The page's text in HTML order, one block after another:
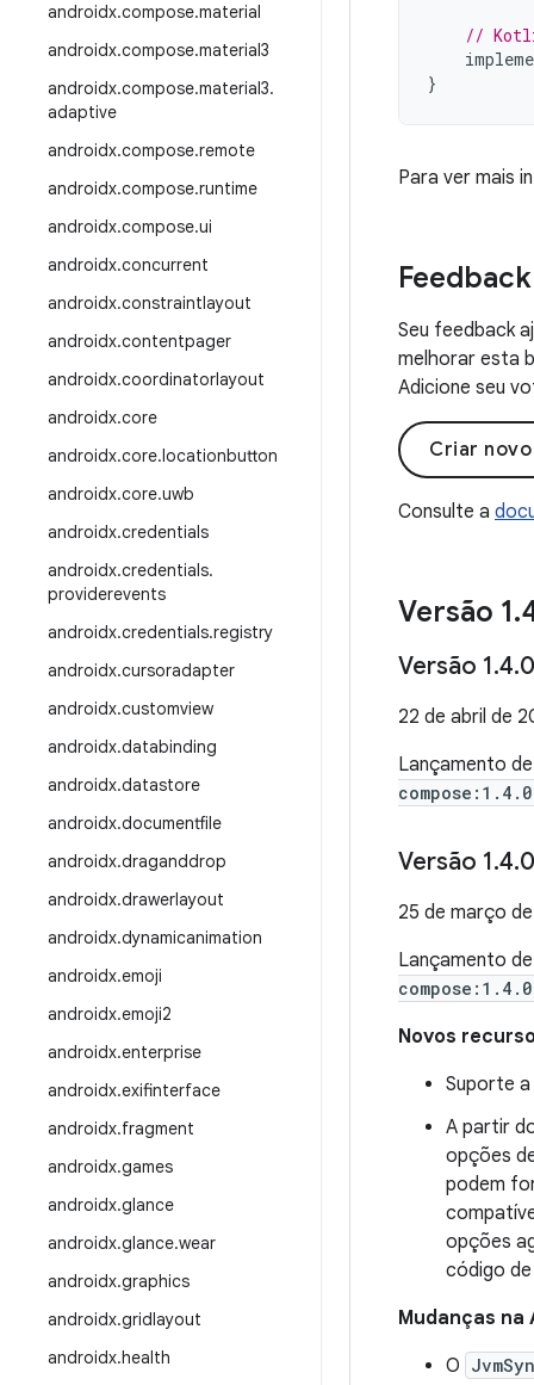
androidx.compose.material
androidx.compose.material3
androidx.compose.material3.
adaptive
androidx.compose.remote
androidx.compose.runtime
androidx.compose.ui
androidx.concurrent
androidx.constraintlayout
androidx.contentpager
androidx.coordinatorlayout
androidx.core
androidx.core.locationbutton
androidx.core.uwb
androidx.credentials
androidx.credentials.
providerevents
androidx.credentials.registry
androidx.cursoradapter
androidx.customview
androidx.databinding
androidx.datastore
androidx.documentfile
androidx.draganddrop
androidx.drawerlayout
androidx.dynamicanimation
androidx.emoji
androidx.emoji2
androidx.enterprise
androidx.exifinterface
androidx.fragment
androidx.games
androidx.glance
androidx.glance.wear
androidx.graphics
androidx.gridlayout
androidx.health
//
}
Para ver mais
Feedback
Seu feedback
melhorar esta
Adicione seu
Criar
Consulte a
Versão 1.
Versão 1.4.
22 de abril de
Lançamento
Versão 1.4.
25 de março
Lançamento
Novos
Suporte
A partir
opções
podem
opções
código
Mudanças na
O